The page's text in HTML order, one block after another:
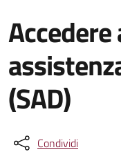
(SAD)
Condividi